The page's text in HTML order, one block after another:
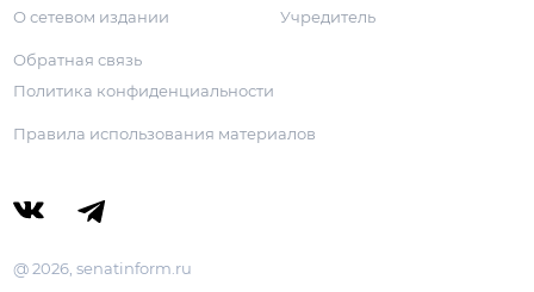
О сетевом издании
Учредитель
Обратная связь
Политика конфиденциальности
Правила использования материалов
@ 2026, senatinform.ru